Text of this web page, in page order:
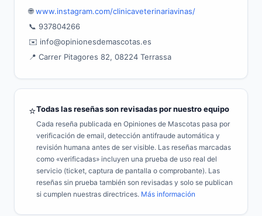
🌐www.instagram.com/clinicaveterinariavinas/
📞 937804266
✉️ info@opinionesdemascotas.es
📍 Carrer Pitagores 82, 08224 Terrassa
⭐Todas las reseñas son revisadas por nuestro equipo
Cada reseña publicada en Opiniones de Mascotas pasa por
verificación de email, detección antifraude automática y
revisión humana antes de ser visible. Las reseñas marcadas
como «verificadas» incluyen una prueba de uso real del
servicio (ticket, captura de pantalla o comprobante). Las
reseñas sin prueba también son revisadas y solo se publican
si cumplen nuestras directrices. Más información